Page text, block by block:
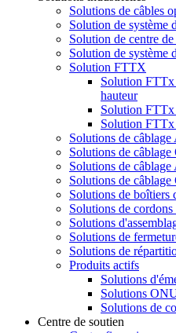
Solutions de câbles
Solution de système
Solution de centre de
Solution de système
Solution FTTX
Solution FTTx
hauteur
Solution FTTx
Solution FTTx
Solutions de câblage
Solutions de
Solutions de
Solutions de
Solutions de boîtiers
Solutions de
Solutions
Solutions de
Solutions de
Produits actifs
Solutions
Solutions
Solutions de
Centre de soutien